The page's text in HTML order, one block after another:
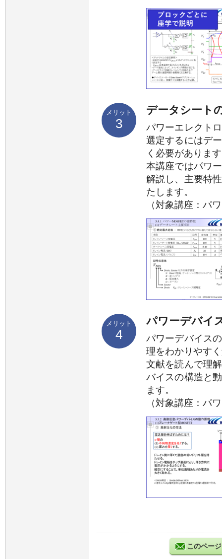
メリット
3
データシート
パワーエレクト
選定するにはデ
く必要がありま
本講座ではパワ
解説し、主要特
たします。
（対象講座：パ
メリット
4
パワーデバイ
パワーデバイス
理をわかりやす
文献を読んで理
バイスの構造と
ます。
（対象講座：パ
このペー